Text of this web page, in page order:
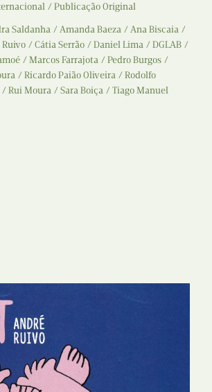
Publicação Original
Saldanha Amanda Baeza
Ana Biscaia
Cátia Serrão Daniel Lima
DGLAB
Marcos Farrajota
Pedro Burgos
Ricardo Paião Oliveira
Rodolfo
Rui Moura Sara Boiça Tiago Manuel